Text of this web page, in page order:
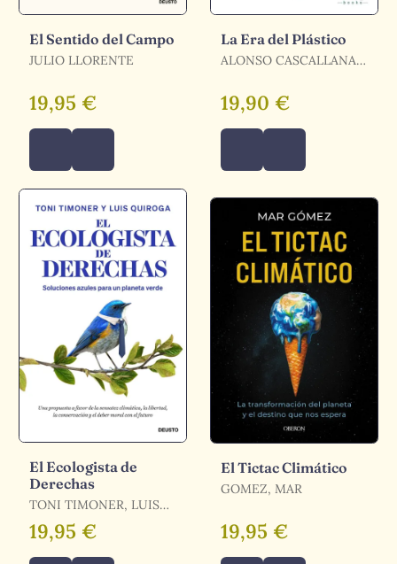
El Sentido del Campo
JULIO LLORENTE
19,95 €
La Era del Plástico
ALONSO CASCALLANA,
/ F. SAMANIEGO, JUAN
19,90 €
El Ecologista de
Derechas
TONI TIMONER, LUIS
QUIROGA / TIMONER,
TONI / QUIROGA, LUIS
19,95 €
El Tictac Climático
GOMEZ, MAR
19,95 €